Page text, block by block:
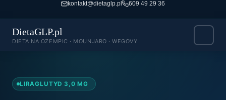
kontakt@dietaglp.pl 609 49 29 36
DietaGLP.pl
DIETA NA OZEMPIC · MOUNJARO · WEGOVY
LIRAGLUTYD 3,0 MG